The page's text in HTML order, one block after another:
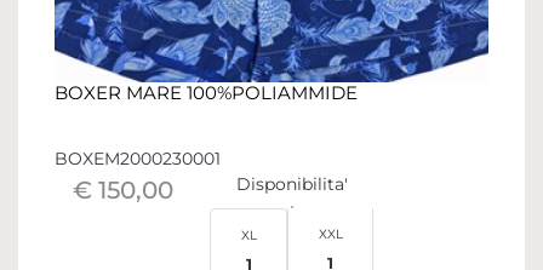
BOXER MARE 100%POLIAMMIDE
BOXEM2000230001
€ 150,00 Disponibilita'
XL
1
XXL
1